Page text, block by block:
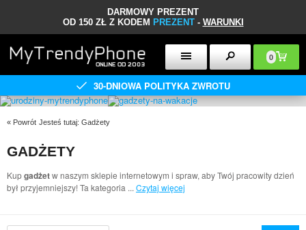
DARMOWY PREZENT
OD 150 ZŁ Z KODEM PREZENT- WARUNKI
0
30-DNIOWA POLITYKA ZWROTU
« Powrót Jesteś tutaj: Gadżety
GADŻETY
Kupgadżetw naszym sklepie internetowym i spraw, aby Twój pracowity dzień
był przyjemniejszy! Ta kategoria ... Czytaj więcej